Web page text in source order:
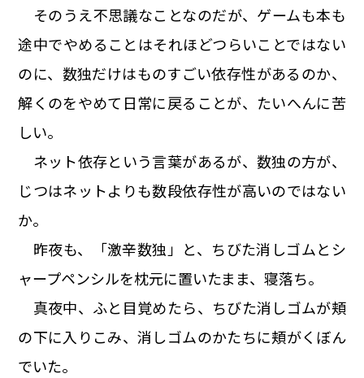
そのうえ不思議なことなのだが、ゲームも本も
途中でやめることはそれほどつらいことではない
のに、数独だけはものすごい依存性があるのか、
解くのをやめて日常に戻ることが、たいへんに苦
しい。
ネット依存という言葉があるが、数独の方が、
じつはネットよりも数段依存性が高いのではない
か。
昨夜も、「激辛数独」と、ちびた消しゴムとシ
ャープペンシルを枕元に置いたまま、寝落ち。
真夜中、ふと目覚めたら、ちびた消しゴムが頬
の下に入りこみ、消しゴムのかたちに頬がくぼん
でいた。